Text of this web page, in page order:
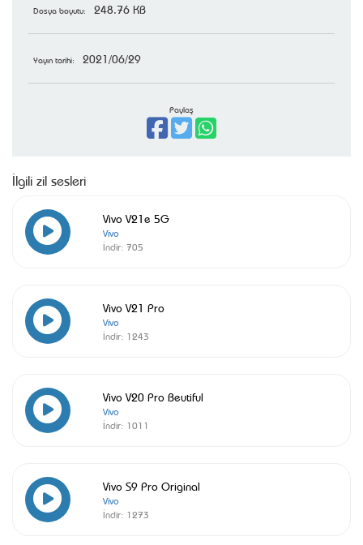
Dosya boyutu: 248.76 KB
Yayın tarihi: 2021/06/29
Paylaş
İlgili zil sesleri
Vivo V21e 5G
Vivo
İndir: 705
Vivo V21 Pro
Vivo
İndir: 1243
Vivo V20 Pro Beutiful
Vivo
İndir: 1011
Vivo S9 Pro Original
Vivo
İndir: 1273